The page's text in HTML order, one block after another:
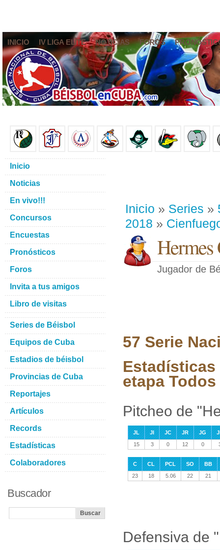
INICIO IV LIGA ELITE NOTICIAS FOROS
Inicio » Series »
2018 »
Hermes
Jugador de
57 Serie
Estadísticas
etapa
Pitcheo de
JL JI JC JR JG
15
3 0 12 0
C CL PCL SO
BB
23
18 5.06 22 21
Defensiva de
Inicio
Noticias
En vivo!!!
Concursos
Encuestas
Pronósticos
Foros
Invita a tus amigos
Libro de visitas
Series de Béisbol
Equipos de Cuba
Estadios de béisbol
Provincias de Cuba
Reportajes
Artículos
Records
Estadísticas
Colaboradores
Buscador